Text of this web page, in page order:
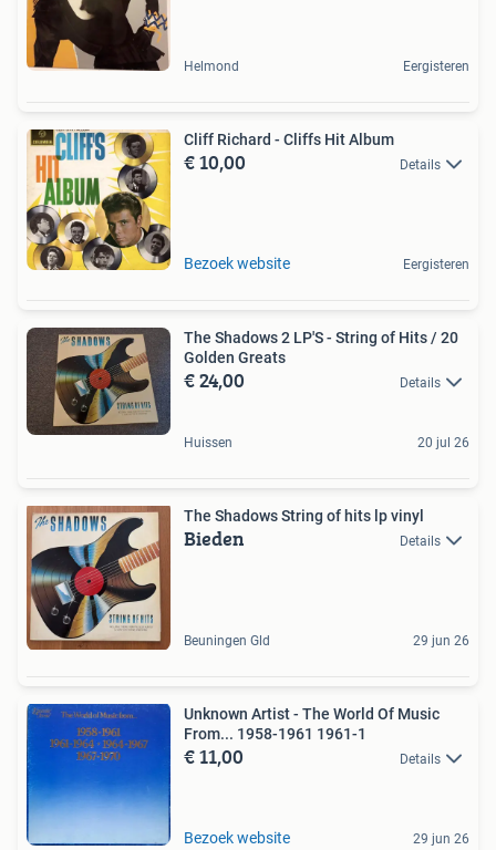
Helmond Eergisteren
Cliff Richard - Cliffs Hit Album
€ 10,00 Details
Bezoek website Eergisteren
The Shadows 2 LP'S - String of Hits / 20
Golden Greats
€ 24,00 Details
Huissen 20 jul 26
The Shadows String of hits lp vinyl
Bieden Details
Beuningen Gld 29 jun 26
Unknown Artist - The World Of Music
From... 1958-1961 1961-1
€ 11,00 Details
Bezoek website 29 jun 26